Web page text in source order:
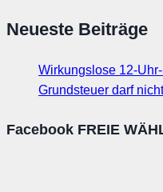
Neueste Beiträge
Wirkungslose 12-
Grundsteuer darf
Facebook FREIE